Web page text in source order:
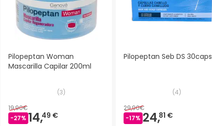
Pilopeptan Woman
Mascarilla Capilar 200ml
(3)
19,90€
-27% 14,49 €
Pilopeptan Seb DS 30caps
(4)
29,90€
-17% 24,81 €